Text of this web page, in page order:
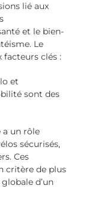
lié aux
et le bien-
Le
facteurs clés :
et
sont des
a un rôle
sécurisés,
Ces
critère de plus
d’un